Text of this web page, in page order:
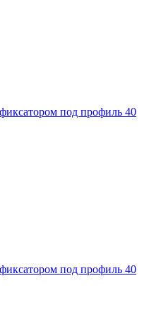
под профиль 40
под профиль 40